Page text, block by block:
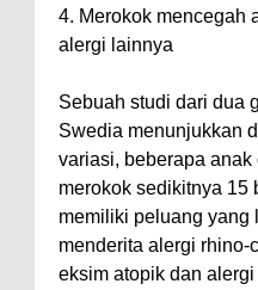
4. Merokok mencegah
alergi lainnya
Sebuah studi dari dua
Swedia menunjukkan
variasi, beberapa anak
merokok sedikitnya 15
memiliki peluang yang
menderita alergi rhino-
eksim atopik dan